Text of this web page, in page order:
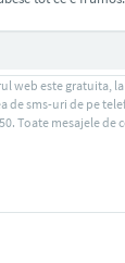
web este gratuita, la
de sms-uri de pe
Toate mesajele de